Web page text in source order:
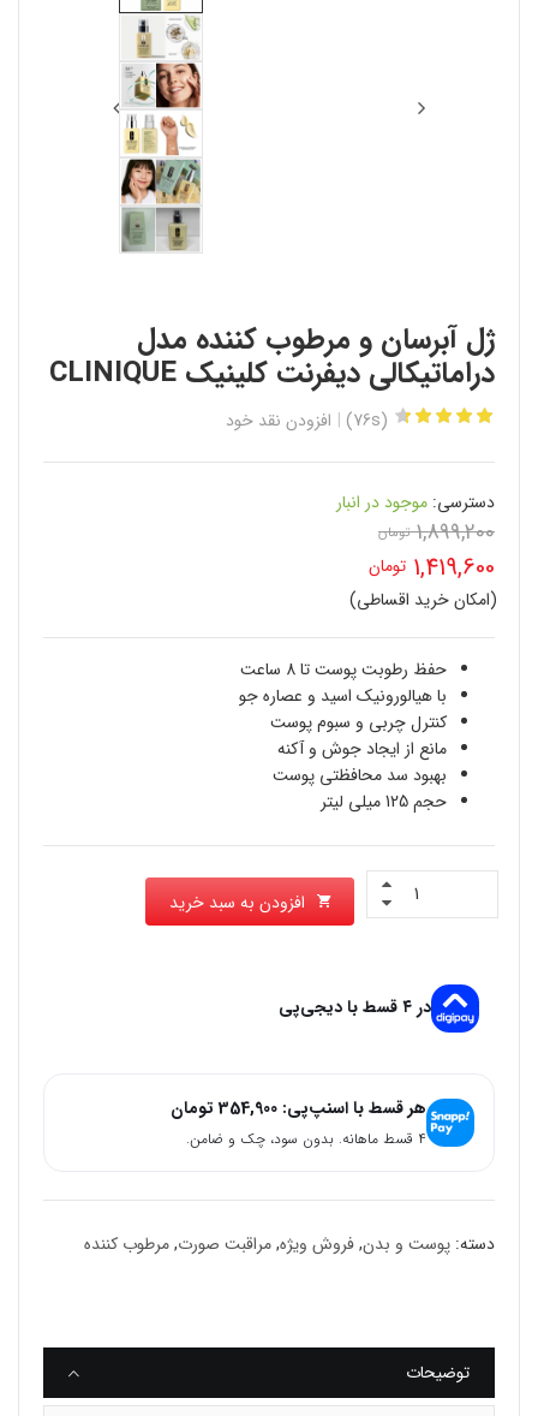
ژل آبرسان و مرطوب کننده مدل
دراماتیکالی دیفرنت کلینیک CLINIQUE
(76s) افزودن نقد خود
دسترسی: موجود در انبار
1,899,200 تومان
اصلی
1,899,200 تومان
بود.
1,419,600 تومان
قیمت
فعلی
1,419,600 تومان
است.
(امکان خرید اقساطی)
حفظ رطوبت پوست تا 8 ساعت
با هیالورونیک اسید و عصاره جو
کنترل چربی و سبوم پوست
مانع از ایجاد جوش و آکنه
بهبود سد محافظتی پوست
حجم 125 میلی لیتر
افزودن به سبد خرید
در ۴ قسط با دیجی‌پی
هر قسط با اسنپ‌پی: 354,900 تومان
۴ قسط ماهانه. بدون سود، چک و ضامن.
دسته: پوست و بدن,فروش ویژه,مراقبت صورت,مرطوب کننده
توضیحات